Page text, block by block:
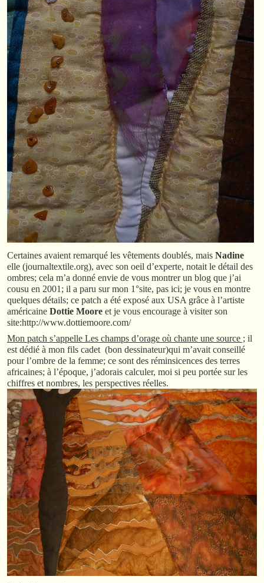
Certaines avaient remarqué les vêtements doublés, mais Nadine
elle (journaltextile.org), avec son oeil d’experte, notait le détail des
ombres; cela m’a donné envie de vous montrer un blog que j’ai
cousu en 2001; il a paru sur mon 1°site, pas ici; je vous en montre
quelques détails; ce patch a été exposé aux USA grâce à l’artiste
américaine Dottie Moore et je vous encourage à visiter son
site:http://www.dottiemoore.com/
Mon patch s’appelle Les champs d’orage où chante une source ; il
est dédié à mon fils cadet (bon dessinateur)qui m’avait conseillé
pour l’ombre de la femme; ce sont des réminsicences des terres
africaines; à l’époque, j’adorais calculer, moi si peu portée sur les
chiffres et nombres, les perspectives réelles.